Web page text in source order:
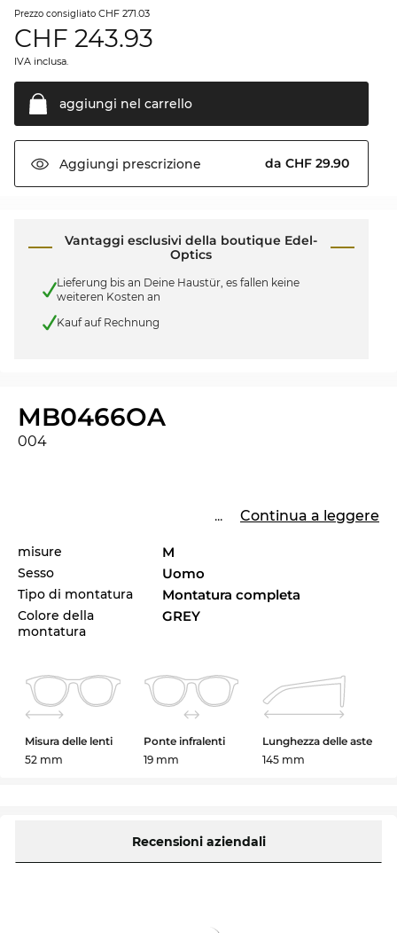
Prezzo consigliato CHF 271.03
CHF 243.93
IVA inclusa.
aggiungi nel carrello
Aggiungi prescrizione da CHF 29.90
Vantaggi esclusivi della boutique Edel-
Optics
Lieferung bis an Deine Haustür, es fallen keine
weiteren Kosten an
Kauf auf Rechnung
MB0466OA
004
... Continua a leggere
misure M
Sesso Uomo
Tipo di montatura Montatura completa
Colore della
montatura
GREY
Misura delle lenti
52 mm
Ponte infralenti
19 mm
Lunghezza delle aste
145 mm
Recensioni aziendali